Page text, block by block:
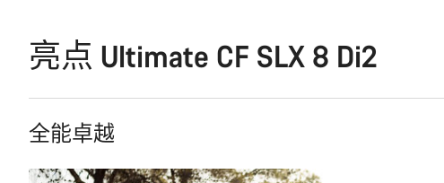
亮点 Ultimate CF SLX 8 Di2
全能卓越